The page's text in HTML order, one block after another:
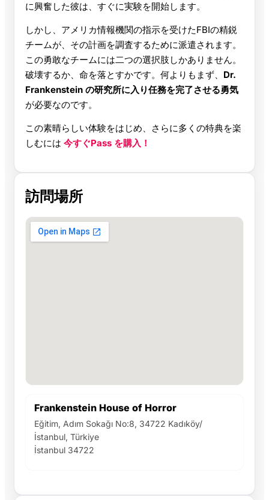
に興奮した彼は、すぐに実験を開始します。
しかし、アメリカ情報機関の指示を受けたFBIの精鋭
チームが、その計画を調査するために派遣されます。
この勇敢なチームには二つの選択肢しかありません。
破壊するか、命を落とすかです。何よりもまず、 Dr.
Frankenstein の研究所に入り任務を完了させる勇気
が必要なのです。
この素晴らしい体験をはじめ、さらに多くの特典を楽
しむには 今すぐPass を購入！
訪問場所
Frankenstein House of Horror
Eğitim, Adım Sokağı No:8, 34722 Kadıköy/
İstanbul, Türkiye
İstanbul 34722